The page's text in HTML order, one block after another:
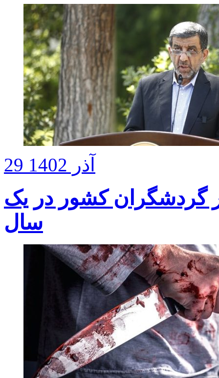
29 آذر 1402
شمار گردشگران کشور در یک
سال